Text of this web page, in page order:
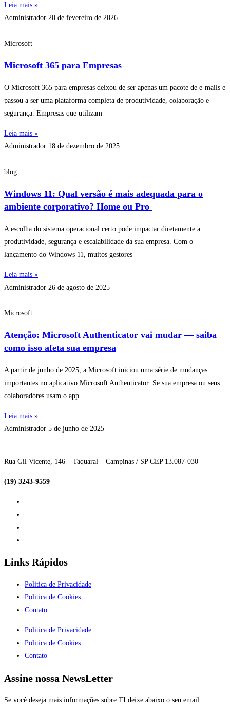
Leia mais »
Administrador 20 de fevereiro de 2026
Microsoft
Microsoft 365 para Empresas
O Microsoft 365 para empresas deixou de ser apenas um pacote de e-mails e
passou a ser uma plataforma completa de produtividade, colaboração e
segurança. Empresas que utilizam
Leia mais »
Administrador 18 de dezembro de 2025
blog
Windows 11: Qual versão é mais adequada para o
ambiente corporativo? Home ou Pro
A escolha do sistema operacional certo pode impactar diretamente a
produtividade, segurança e escalabilidade da sua empresa. Com o
lançamento do Windows 11, muitos gestores
Leia mais »
Administrador 26 de agosto de 2025
Microsoft
Atenção: Microsoft Authenticator vai mudar — saiba
como isso afeta sua empresa
A partir de junho de 2025, a Microsoft iniciou uma série de mudanças
importantes no aplicativo Microsoft Authenticator. Se sua empresa ou seus
colaboradores usam o app
Leia mais »
Administrador 5 de junho de 2025
Rua Gil Vicente, 146 – Taquaral – Campinas / SP CEP 13.087-030
(19) 3243-9559
Links Rápidos
Politica de Privacidade
Politica de Cookies
Contato
Politica de Privacidade
Politica de Cookies
Contato
Assine nossa NewsLetter
Se você deseja mais informações sobre TI deixe abaixo o seu email.